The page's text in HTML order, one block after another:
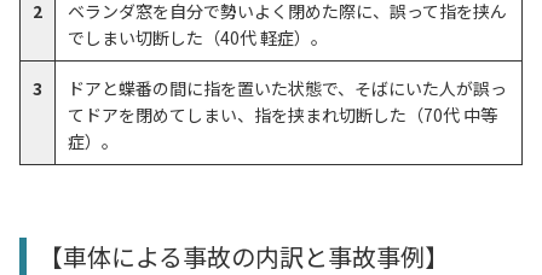
2
ベランダ窓を自分で勢いよく閉めた際に、誤って指を挟ん
でしまい切断した（40代 軽症）。
3
ドアと蝶番の間に指を置いた状態で、そばにいた人が誤っ
てドアを閉めてしまい、指を挟まれ切断した（70代 中等
症）。
【車体による事故の内訳と事故事例】